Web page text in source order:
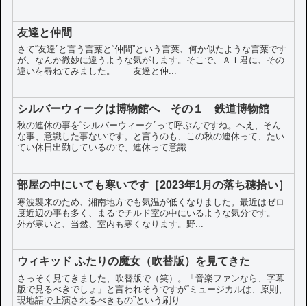
友達と仲間
さて“友達”と言う言葉と“仲間”という言葉、何か似たような言葉です
が、なんか微妙に違うような気がします。そこで、ＡＩ君に、その
違いを尋ねてみました。 友達と仲...
シルバーウィークは博物館へ その１ 鉄道博物館
秋の連休の事を“シルバーウィーク”って呼ぶんですね。へえ、そん
な事、意識した事ないです。と言うのも、この秋の連休って、たい
てい休日出勤しているので、連休って意識...
部屋の中にいても寒いです［2023年1月の落ち穂拾い］
寒波襲来のため、湘南地方でも気温が低くなりました。最近はゼロ
度近辺の事も多く、まるでチルド室の中にいるような気分です。
外が寒いと、当然、室内も寒くなります。野...
ウィキッド ふたりの魔女（吹替版）を見てきた
さっそく見てきました、吹替版で（笑）。「音楽ファンなら、字幕
版で見るべきでしょ」と言われそうですが“ミュージカルは、原則、
現地語で上演されるべきもの”という刷り...